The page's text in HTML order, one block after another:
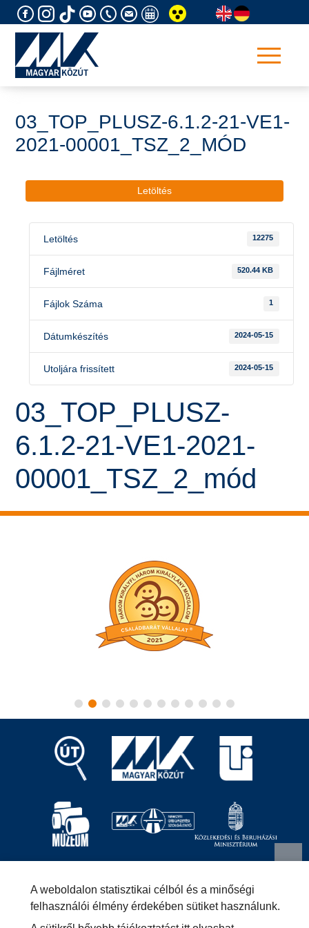
to
03_TOP_PLUSZ-6.1.2-21-VE1-
2021-00001_TSZ_2_MÓD
Letöltés
Letöltés 12275
Fájlméret 520.44 KB
Fájlok Száma 1
Dátumkészítés 2024-05-15
Utoljára frissített 2024-05-15
03_TOP_PLUSZ-
6.1.2-21-VE1-2021-
00001_TSZ_2_mód
1024 Budapest, Fényes
Elek utca 7-13.
+36 (1) 819-9000 info@kozut.hu
A weboldalon statisztikai célból és a minőségi
felhasználói élmény érdekében sütiket használunk.